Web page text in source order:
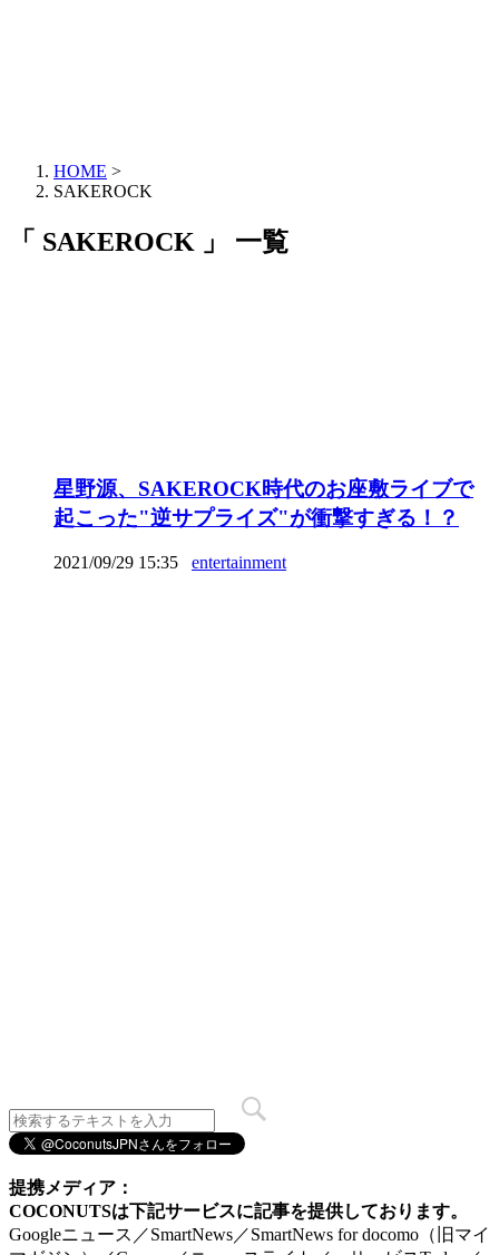
HOME >
SAKEROCK
「 SAKEROCK 」 一覧
星野源、SAKEROCK時代のお座敷ライブで
起こった"逆サプライズ"が衝撃すぎる！？
2021/09/29 15:35 entertainment
提携メディア：
COCONUTSは下記サービスに記事を提供しております。
Googleニュース／SmartNews／SmartNews for docomo（旧マイ